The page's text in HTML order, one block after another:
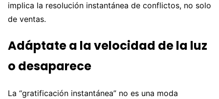
implica la resolución instantánea de conflictos, no solo
de ventas.
Adáptate a la velocidad de la luz
o desaparece
La “gratificación instantánea” no es una moda